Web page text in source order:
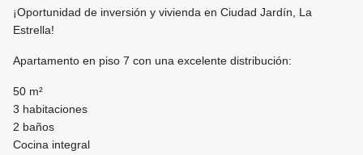
¡Oportunidad de inversión y vivienda en Ciudad Jardín, La
Estrella!
Apartamento en piso 7 con una excelente distribución:
50 m²
3 habitaciones
2 baños
Cocina integral